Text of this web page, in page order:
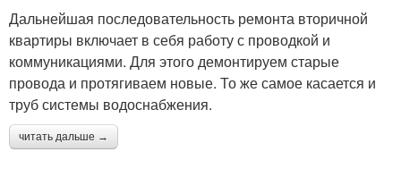
Дальнейшая последовательность ремонта вторичной
квартиры включает в себя работу с проводкой и
коммуникациями. Для этого демонтируем старые
провода и протягиваем новые. То же самое касается и
труб системы водоснабжения.
читать дальше →